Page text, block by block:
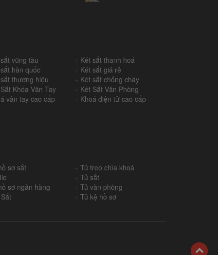
vũng tàu
Két sắt thanh hoá
hàn quốc
Két sắt giá rẻ
thương hiệu
Két sắt chống cháy
Khóa Vân Tay
Két Sắt Văn Phòng
vân tay cao cấp
Khoá điện tử cao cấp
sơ sắt
Tủ treo chìa khoá
Tủ sắt
sơ ngân hàng
Tủ văn phòng
Tủ kệ hồ sơ